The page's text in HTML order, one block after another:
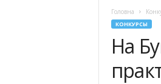
Головна
КОНКУРСЫ
На